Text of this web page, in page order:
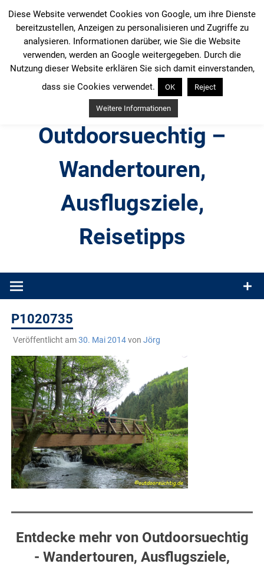
Inhalt
springen
Outdoorsuechtig –
Wandertouren,
Ausflugsziele,
Reisetipps
Produkttests und Buchrezensionen. Ein Blog für alle, die gern
P1020735
Veröffentlicht am30. Mai 2014von Jörg
Entdecke mehr von Outdoorsuechtig
- Wandertouren, Ausflugsziele,
Diese Website verwendet Cookies von Google, um ihre Dienste
bereitzustellen, Anzeigen zu personalisieren und Zugriffe zu
analysieren. Informationen darüber, wie Sie die Website
verwenden, werden an Google weitergegeben. Durch die
Nutzung dieser Website erklären Sie sich damit einverstanden,
dass sie Cookies verwendet.
OK Reject
Weitere Informationen